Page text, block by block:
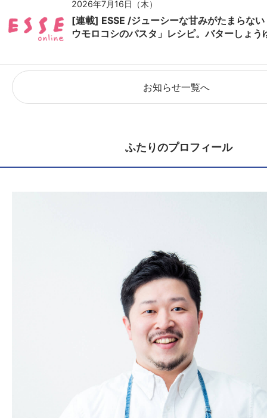
2026年7月16日（木）
[連載] ESSE /ジューシーな甘みがたまらな
ウモロコシのパスタ」レシピ。バターしょう
お知らせ一覧へ
ふたりのプロフィール